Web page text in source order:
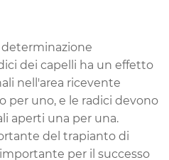
dei capelli ha un effetto
nell'area ricevente
per uno, e le radici devono
aperti una per una.
del trapianto di
per il successo